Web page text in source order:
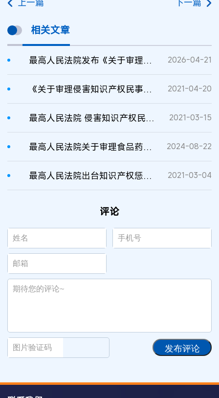
上一篇 下一篇
相关文章
最高人民法院发布《关于审理侵害知识产权民事纠纷案件适用惩罚性赔偿的解释》 2026-04-21
《关于审理侵害知识产权民事案件适用惩罚性赔偿的解释》的理解和适用 2021-04-20
最高人民法院 侵害知识产权民事案件适用惩罚性赔偿典型案例 2021-03-15
最高人民法院关于审理食品药品惩罚性赔偿纠纷案件适用法律若干问题的解释 2024-08-22
最高人民法院出台知识产权惩罚性赔偿司法解释 依法惩处严重侵害知识产权行为 2021-03-04
评论
发布评论